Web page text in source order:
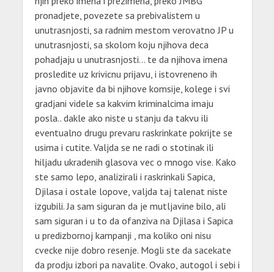
pronadjete, povezete sa prebivalistem u
unutrasnjosti, sa radnim mestom verovatno JP u
unutrasnjosti, sa skolom koju njihova deca
pohadjaju u unutrasnjosti… te da njihova imena
prosledite uz krivicnu prijavu, i istovreneno ih
javno objavite da bi njihove komsije, kolege i svi
gradjani videle sa kakvim kriminalcima imaju
posla.. dakle ako niste u stanju da takvu ili
eventualno drugu prevaru raskrinkate pokrijte se
usima i cutite. Valjda se ne radi o stotinak ili
hiljadu ukradenih glasova vec o mnogo vise. Kako
ste samo lepo, analizirali i raskrinkali Sapica,
Djilasa i ostale lopove, valjda taj talenat niste
izgubili. Ja sam siguran da je mutljavine bilo, ali
sam siguran i u to da ofanziva na Djilasa i Sapica
u predizbornoj kampanji , ma koliko oni nisu
cvecke nije dobro resenje. Mogli ste da sacekate
da prodju izbori pa navalite. Ovako, autogol i sebi i